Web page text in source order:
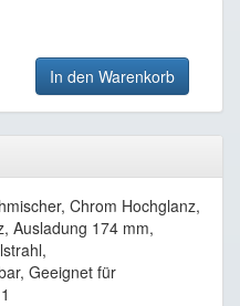
In den Warenkorb
Chrom Hochglanz,
Ausladung 174 mm,
Geeignet für